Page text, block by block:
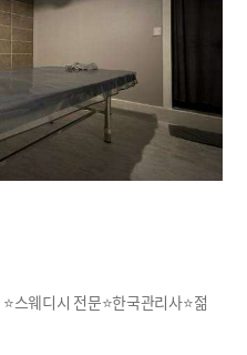
스웨디시 전문⭐️한국관리사⭐️젊